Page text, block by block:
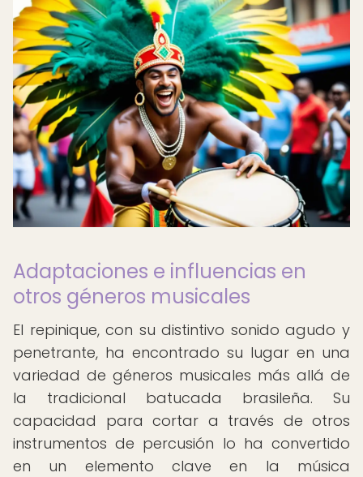
Adaptaciones e influencias en
otros géneros musicales
El repinique, con su distintivo sonido agudo y
penetrante, ha encontrado su lugar en una
variedad de géneros musicales más allá de
la tradicional batucada brasileña. Su
capacidad para cortar a través de otros
instrumentos de percusión lo ha convertido
en un elemento clave en la música